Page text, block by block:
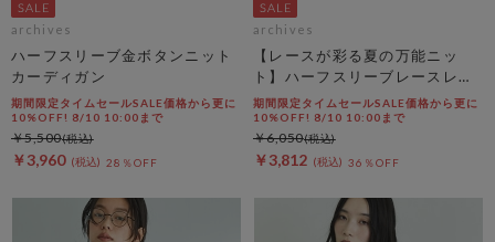
archives
ハーフスリーブ金ボタンニット
カーディガン
期間限定タイムセールSALE価格から更に
10%OFF! 8/10 10:00まで
￥3,960 28％OFF
￥5,500
archives
【レースが彩る夏の万能ニッ
ト】ハーフスリーブレースレイ
ヤードニットカーディガン
期間限定タイムセールSALE価格から更に
10%OFF! 8/10 10:00まで
￥3,812 36％OFF
￥6,050